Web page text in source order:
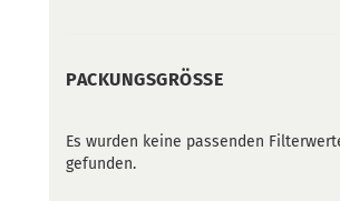
PACKUNGSGRÖSSE
PACKUNGSGRÖSSE
Es wurden keine passenden
gefunden.